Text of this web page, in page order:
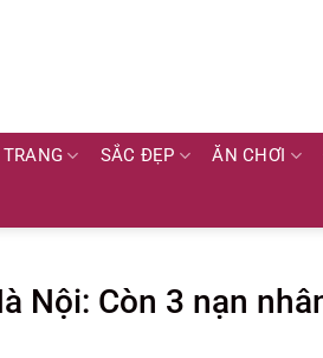
SẮC ĐẸP ĂN CHƠI
Nội: Còn 3 nạn